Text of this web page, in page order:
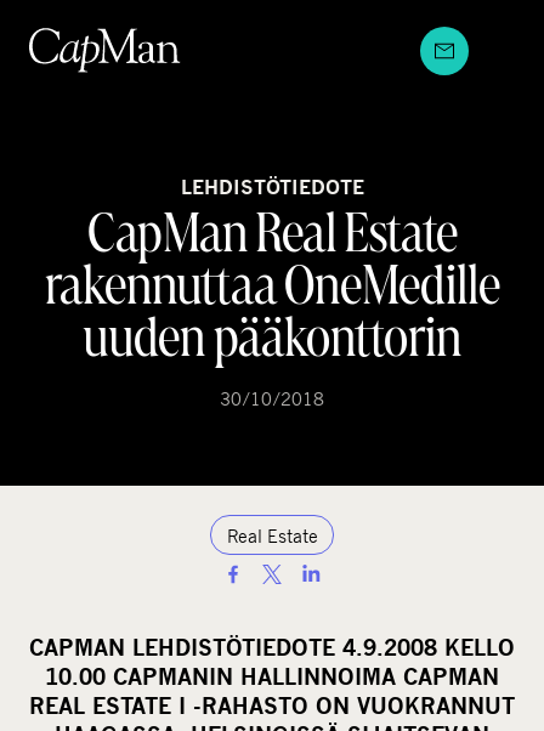
sisältöön
LEHDISTÖTIEDOTE
CapMan Real Estate
rakennuttaa OneMedille
uuden pääkonttorin
30/10/2018
Real Estate
a
r
e
CAPMAN LEHDISTÖTIEDOTE 4.9.2008 KELLO
10.00 CAPMANIN HALLINNOIMA CAPMAN
REAL ESTATE I -RAHASTO ON VUOKRANNUT